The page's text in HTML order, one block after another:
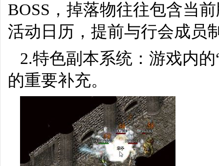
BOSS，掉落物往往包含当
活动日历，提前与行会成员
2.特色副本系统：游戏内
的重要补充。